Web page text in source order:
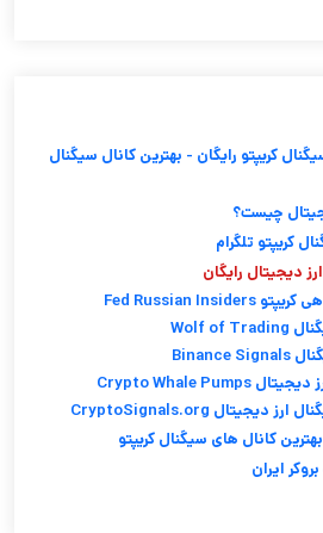
کریپتو رایگان - بهترین کانال سیگنال